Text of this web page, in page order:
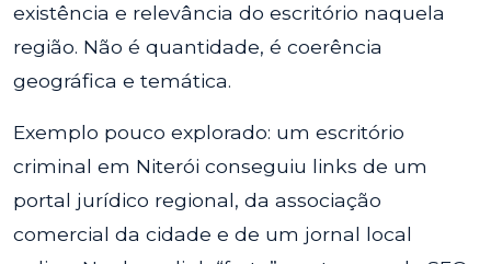
existência e relevância do escritório naquela
região. Não é quantidade, é coerência
geográfica e temática.
Exemplo pouco explorado: um escritório
criminal em Niterói conseguiu links de um
portal jurídico regional, da associação
comercial da cidade e de um jornal local